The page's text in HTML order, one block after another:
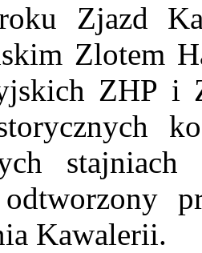
Zjazd
Zlotem
ZHP i
Kawalerii.